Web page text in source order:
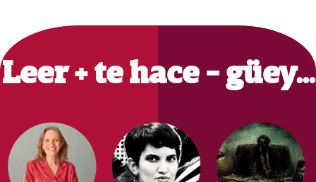
Primary
Sidebar
Leer + te hace - güey…